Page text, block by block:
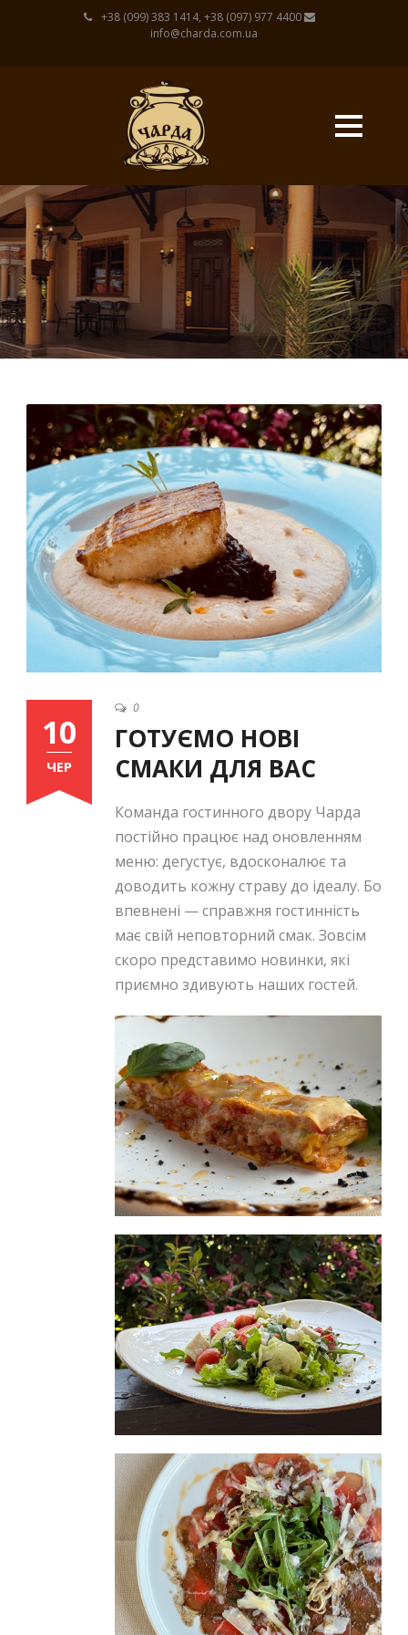
+38 (099) 383 1414, +38 (097) 977 4400
info@charda.com.ua
Ukrainian
10
ЧЕР
0
ГОТУЄМО НОВІ
СМАКИ ДЛЯ ВАС
Команда гостинного двору Чарда
постійно працює над оновленням
меню: дегустує, вдосконалює та
доводить кожну страву до ідеалу. Бо
впевнені — справжня гостинність
має свій неповторний смак. Зовсім
скоро представимо новинки, які
приємно здивують наших гостей.